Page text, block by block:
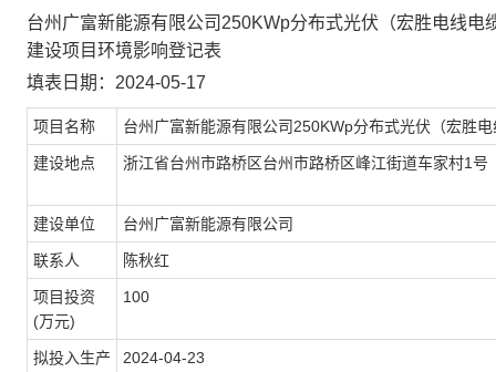
台州广富新能源有限公司250KWp分布式光伏（宏胜电线电
建设项目环境影响登记表
填表日期：2024-05-17
项目名称 台州广富新能源有限公司250KWp分布式光伏（宏胜
建设地点 浙江省台州市路桥区台州市路桥区峰江街道车家村1号
建设单位 台州广富新能源有限公司
联系人 陈秋红
项目投资
(万元)
100
拟投入生产
2024-04-23